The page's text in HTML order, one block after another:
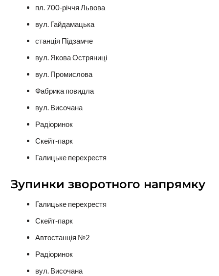
пл. 700-річчя Львова
вул. Гайдамацька
станція Підзамче
вул. Якова Остряниці
вул. Промислова
Фабрика повидла
вул. Височана
Радіоринок
Скейт-парк
Галицьке перехрестя
Зупинки зворотного напрямку
Галицьке перехрестя
Скейт-парк
Автостанція №2
Радіоринок
вул. Височана